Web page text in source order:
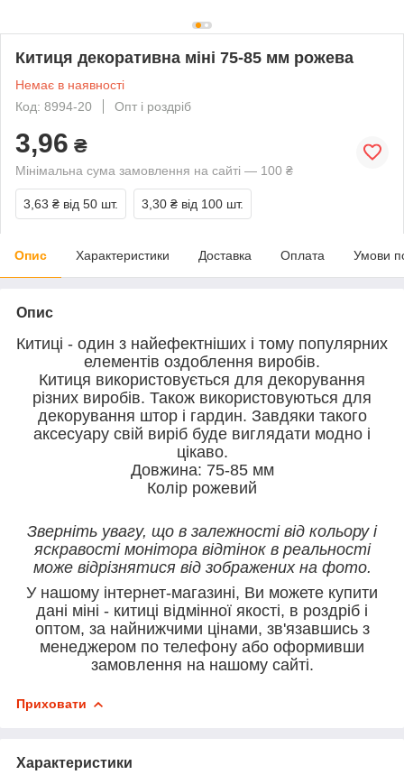
Китиця декоративна міні 75-85 мм рожева
Немає в наявності
Код: 8994-20
Опт і роздріб
3,96 ₴
Мінімальна сума замовлення на сайті — 100 ₴
3,63 ₴ від 50 шт. 3,30 ₴ від 100 шт.
Опис Характеристики Доставка Оплата Умови
Опис
Китиці - один з найефектніших і тому популярних
елементів оздоблення виробів.
Китиця використовується для декорування
різних виробів. Також використовуються для
декорування штор і гардин. Завдяки такого
аксесуару свій виріб буде виглядати модно і
цікаво.
Довжина: 75-85 мм
Колір рожевий
Зверніть увагу, що в залежності від кольору і
яскравості монітора відтінок в реальності
може відрізнятися від зображених на фото.
У нашому інтернет-магазині, Ви можете купити
дані міні - китиці відмінної якості, в роздріб і
оптом, за найнижчими цінами, зв'язавшись з
менеджером по телефону або оформивши
замовлення на нашому сайті.
Приховати
Характеристики